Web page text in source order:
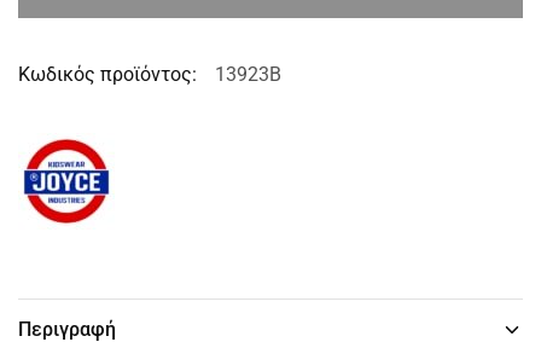
Κωδικός προϊόντος: 13923B
Περιγραφή